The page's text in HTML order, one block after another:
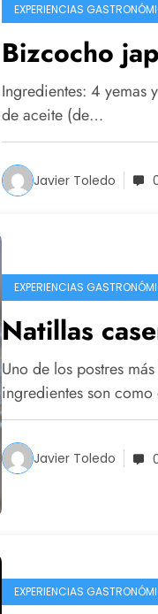
EXPERIENCIAS
Bizcocho
Ingredientes: 4 yemas
de aceite (de…
Javier Toledo
EXPERIENCIAS
Natillas
Uno de los postres
ingredientes son
Javier Toledo
EXPERIENCIAS